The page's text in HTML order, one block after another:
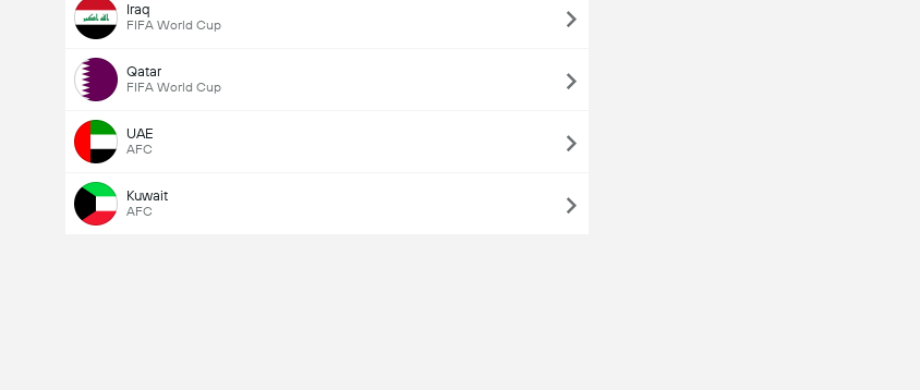
Iraq
FIFA World Cup
Qatar
FIFA World Cup
UAE
AFC
Kuwait
AFC